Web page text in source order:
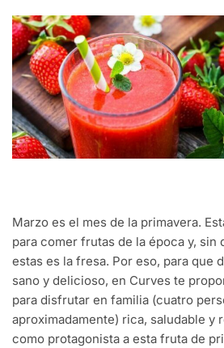
Marzo es el mes de la primavera.
para comer frutas de la época y, sin
estas es la fresa. Por eso, para que
sano y delicioso, en Curves te
para disfrutar en familia (cuatro
aproximadamente) rica, saludable y
como protagonista a esta fruta de